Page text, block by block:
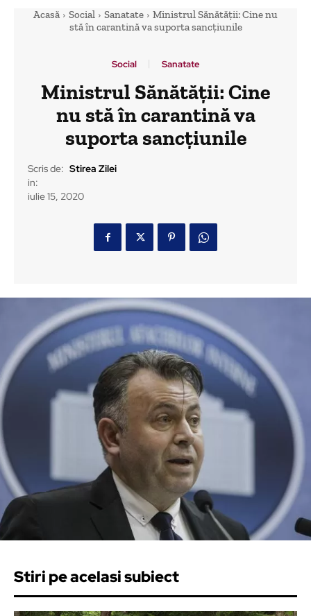
Acasă Social Sanatate
Ministrul Sănătății: Cine nu
stă în carantină va suporta sancțiunile
Social Sanatate
Ministrul Sănătății: Cine
nu stă în carantină va
suporta sancțiunile
Scris de: Stirea Zilei
in:
iulie 15, 2020
Stiri pe acelasi subiect